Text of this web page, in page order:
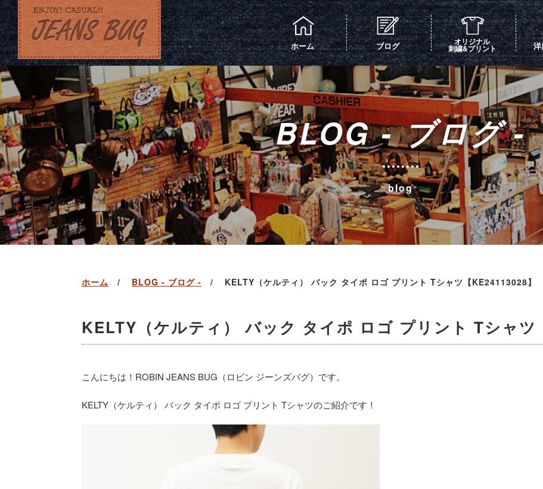
ホーム ブログ オリジナル
刺繍&プリント
BLOG - ブログ -
blog
ホーム BLOG - ブログ - KELTY（ケルティ） バック タイポ ロゴ プリント Tシャツ【KE24113028】
KELTY（ケルティ） バック タイポ ロゴ プリント Tシャツ
こんにちは！ROBIN JEANS BUG（ロビン ジーンズバグ）です。
KELTY（ケルティ） バック タイポ ロゴ プリント Tシャツのご紹介です！